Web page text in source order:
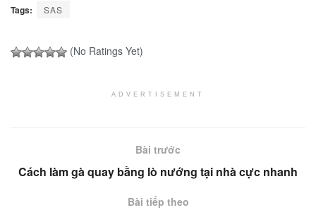
Tags: SAS
(No Ratings Yet)
ADVERTISEMENT
Bài trước
Cách làm gà quay bằng lò nướng tại nhà cực nhanh
Bài tiếp theo